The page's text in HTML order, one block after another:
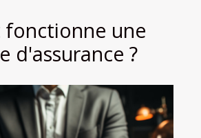
fonctionne une
d'assurance ?